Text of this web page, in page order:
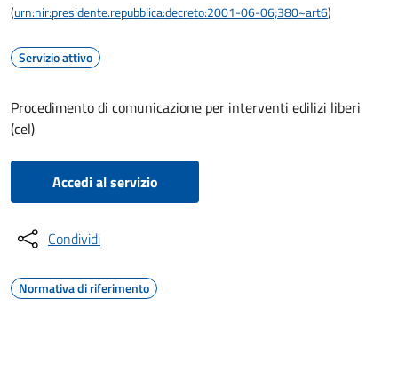
(urn:nir:presidente.repubblica:decreto:2001-06-06;380~art6)
Servizio attivo
Procedimento di comunicazione per interventi edilizi liberi
(cel)
Accedi al servizio
Condividi
Normativa di riferimento